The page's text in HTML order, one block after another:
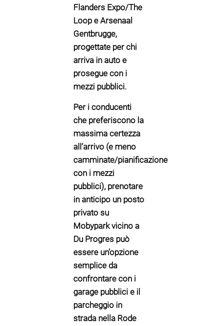
Flanders Expo/The
Loope Arsenaal
Gentbrugge,
progettate per chi
arriva in auto e
prosegue con i
mezzi pubblici.
Per i conducenti
che preferiscono la
massima certezza
all’arrivo (e meno
camminate/pianificazione
con i mezzi
pubblici), prenotare
in anticipo un posto
privato su
Mobypark vicino a
Du Progres può
essere un’opzione
semplice da
confrontare con i
garage pubblici e il
parcheggio in
strada nella Rode